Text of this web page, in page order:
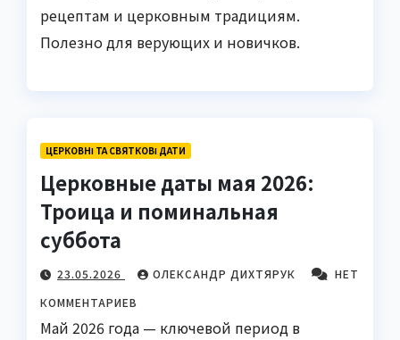
рецептам и церковным традициям.
Полезно для верующих и новичков.
ЦЕРКОВНІ ТА СВЯТКОВІ ДАТИ
Церковные даты мая 2026:
Троица и поминальная
суббота
23.05.2026 ОЛЕКСАНДР ДИХТЯРУК
НЕТ
КОММЕНТАРИЕВ
Май 2026 года — ключевой период в